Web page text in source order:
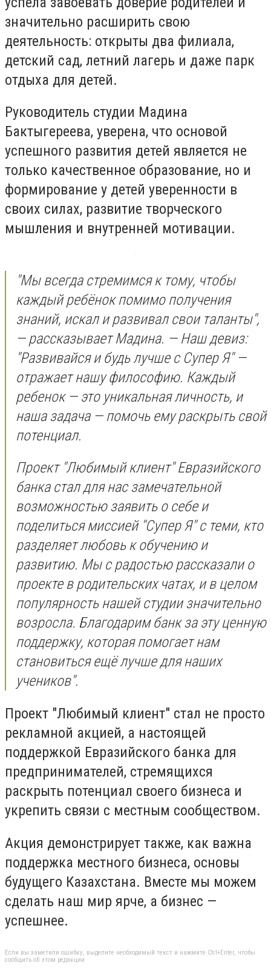
значительно расширить свою
деятельность: открыты два филиала,
детский сад, летний лагерь и даже парк
отдыха для детей.
Руководитель студии Мадина
Бактыгереева, уверена, что основой
успешного развития детей является не
только качественное образование, но и
формирование у детей уверенности в
своих силах, развитие творческого
мышления и внутренней мотивации.
"Мы всегда стремимся к тому, чтобы
каждый ребёнок помимо получения
знаний, искал и развивал свои таланты",
— рассказывает Мадина. — Наш девиз:
"Развивайся и будь лучше с Супер Я" —
отражает нашу философию. Каждый
ребенок — это уникальная личность, и
наша задача — помочь ему раскрыть свой
потенциал.
Проект "Любимый клиент" Евразийского
банка стал для нас замечательной
возможностью заявить о себе и
поделиться миссией "Супер Я" с теми, кто
разделяет любовь к обучению и
развитию. Мы с радостью рассказали о
проекте в родительских чатах, и в целом
популярность нашей студии значительно
возросла. Благодарим банк за эту ценную
поддержку, которая помогает нам
становиться ещё лучше для наших
учеников".
Проект "Любимый клиент" стал не просто
рекламной акцией, а настоящей
поддержкой Евразийского банка для
предпринимателей, стремящихся
раскрыть потенциал своего бизнеса и
укрепить связи с местным сообществом.
Акция демонстрирует также, как важна
поддержка местного бизнеса, основы
будущего Казахстана. Вместе мы можем
сделать наш мир ярче, а бизнес —
успешнее.
Если вы заметили ошибку, выделите необходимый текст и нажмите Ctrl+Enter, чтобы
сообщить об этом редакции